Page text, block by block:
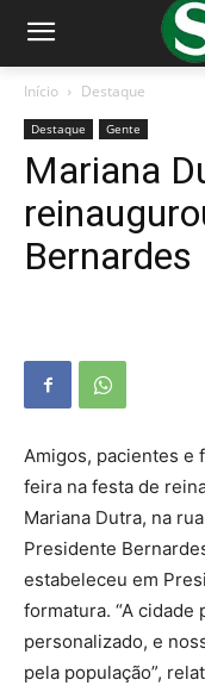
Início Destaque
Destaque Gente
Mariana
Bernardes
Amigos, pacientes e
feira na festa de
Mariana Dutra, na
Presidente
estabeleceu em
formatura. “A
personalizado, e
pela população”,